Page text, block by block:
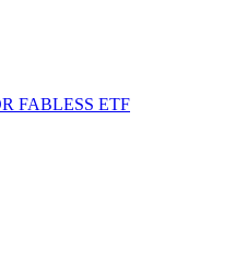
FABLESS ETF